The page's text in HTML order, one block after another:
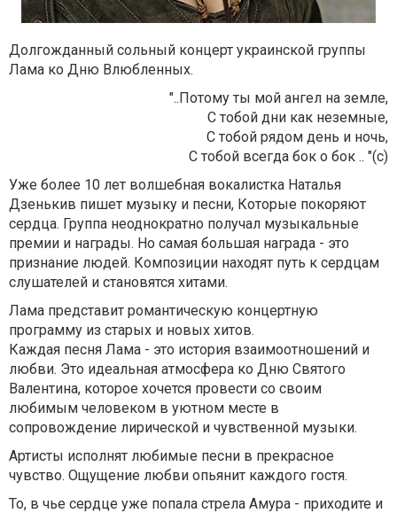
Долгожданный сольный концерт украинской группы
Лама ко Дню Влюбленных.
"..Потому ты мой ангел на земле,
С тобой дни как неземные,
С тобой рядом день и ночь,
С тобой всегда бок о бок .. "(с)
Уже более 10 лет волшебная вокалистка Наталья
Дзенькив пишет музыку и песни, Которые покоряют
сердца. Группа неоднократно получал музыкальные
премии и награды. Но самая большая награда - это
признание людей. Композиции находят путь к сердцам
слушателей и становятся хитами.
Лама представит романтическую концертную
программу из старых и новых хитов.
Каждая песня Лама - это история взаимоотношений и
любви. Это идеальная атмосфера ко Дню Святого
Валентина, которое хочется провести со своим
любимым человеком в уютном месте в
сопровождение лирической и чувственной музыки.
Артисты исполнят любимые песни в прекрасное
чувство. Ощущение любви опьянит каждого гостя.
То, в чье сердце уже попала стрела Амура - приходите и